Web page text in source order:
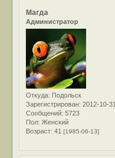
Магда
Администратор
Откуда: Подольск
Зарегистрирован: 2012-10-31
Сообщений: 5723
Пол: Женский
Возраст: 41[1985-06-13]